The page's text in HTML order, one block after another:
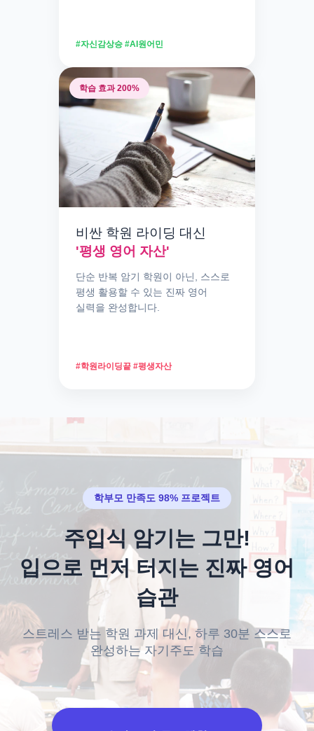
#자신감상승 #AI원어민
학습 효과 200%
비싼 학원 라이딩 대신
'평생 영어 자산'
단순 반복 암기 학원이 아닌, 스스로
평생 활용할 수 있는 진짜 영어
실력을 완성합니다.
#학원라이딩끝 #평생자산
학부모 만족도 98% 프로젝트
주입식 암기는 그만!
입으로 먼저 터지는 진짜 영어
습관
스트레스 받는 학원 과제 대신, 하루 30분 스스로
완성하는 자기주도 학습